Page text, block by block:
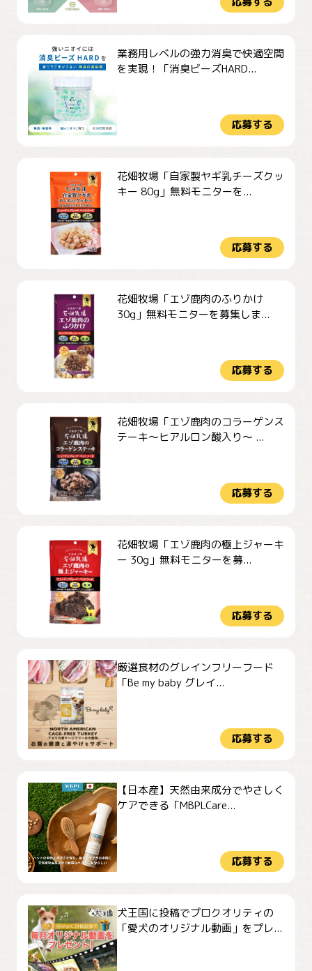
業務用レベルの強力消臭で快適空間
を実現！「消臭ビーズHARD...
応募する
花畑牧場「自家製ヤギ乳チーズクッ
キー 80g」無料モニターを...
応募する
花畑牧場「エゾ鹿肉のふりかけ
30g」無料モニターを募集しま...
応募する
花畑牧場「エゾ鹿肉のコラーゲンス
テーキ～ヒアルロン酸入り～ ...
応募する
花畑牧場「エゾ鹿肉の極上ジャーキ
ー 30g」無料モニターを募...
応募する
厳選食材のグレインフリーフード
「Be my baby グレイ...
応募する
【日本産】天然由来成分でやさしく
ケアできる「MBPLCare...
応募する
犬王国に投稿でプロクオリティの
「愛犬のオリジナル動画」をプレ...